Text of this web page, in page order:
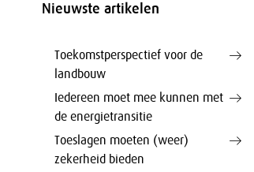
Nieuwste artikelen
Toekomstperspectief voor de
landbouw
Iedereen moet mee kunnen met
de energietransitie
Toeslagen moeten (weer)
zekerheid bieden